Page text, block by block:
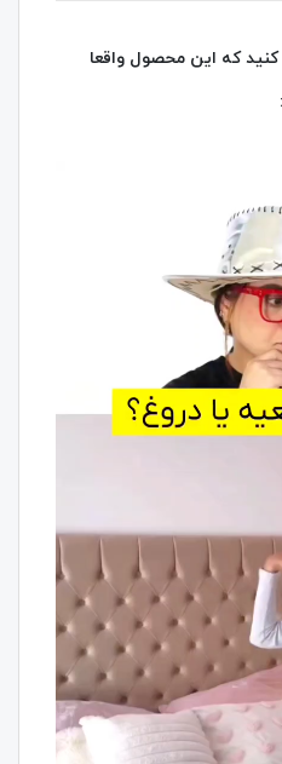
که این محصول واقعا